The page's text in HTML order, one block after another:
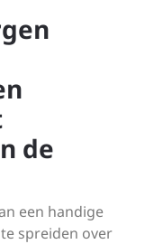
de
een handige
spreiden over